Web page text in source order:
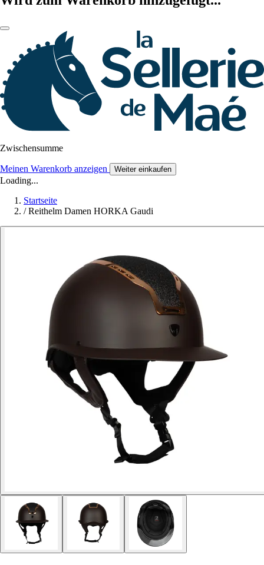
Zwischensumme
Meinen Warenkorb anzeigen Weiter einkaufen
Loading...
Startseite
/ Reithelm Damen HORKA Gaudi